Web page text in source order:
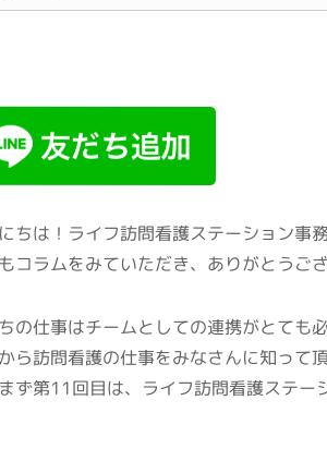
ちは！ライフ訪問看護ステーション事
コラムをみていただき、ありがとうご
の仕事はチームとしての連携がとても
ら訪問看護の仕事をみなさんに知って
ず第11回目は、ライフ訪問看護ステー